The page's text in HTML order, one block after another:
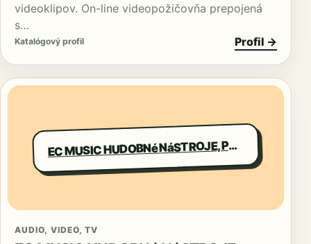
videoklipov. On-line videopožičovňa prepojená
s…
Katalógový profil Profil →
EC MUSIC HUDOBNé NáSTROJE, PRíSLUšENSTVO
AUDIO, VIDEO, TV